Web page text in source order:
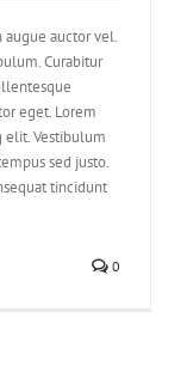
auctor vel.
Curabitur
eget. Lorem
elit. Vestibulum
sed justo.
tincidunt
0